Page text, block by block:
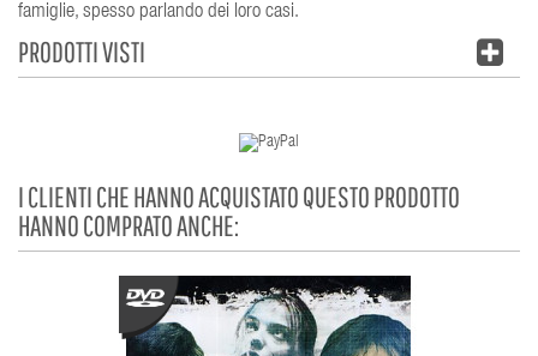
famiglie, spesso parlando dei loro casi.
PRODOTTI VISTI
I CLIENTI CHE HANNO ACQUISTATO QUESTO PRODOTTO
HANNO COMPRATO ANCHE: